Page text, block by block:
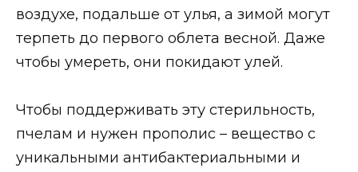
воздухе, подальше от улья, а зимой могут
терпеть до первого облета весной. Даже
чтобы умереть, они покидают улей.
Чтобы поддерживать эту стерильность,
пчелам и нужен прополис – вещество с
уникальными антибактериальными и